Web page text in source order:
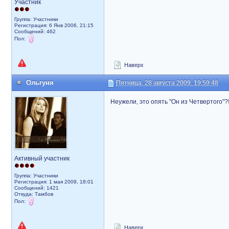
Участник
Группа: Участники
Регистрация: 6 Янв 2006, 21:15
Сообщений: 462
Пол:
Наверх
Ольгуня Пятница, 28 августа 2009, 19:59:48
Активный участник
Группа: Участники
Регистрация: 1 мая 2009, 18:01
Сообщений: 1421
Откуда: Тамбов
Пол:
Неужели, это опять "Он из Четвертого"?!
Наверх